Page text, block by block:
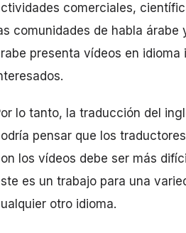
comerciales,
comunidades de habla
presenta vídeos en
lo tanto, la traducción del
pensar que los
los vídeos debe ser más
es un trabajo para una
otro idioma.